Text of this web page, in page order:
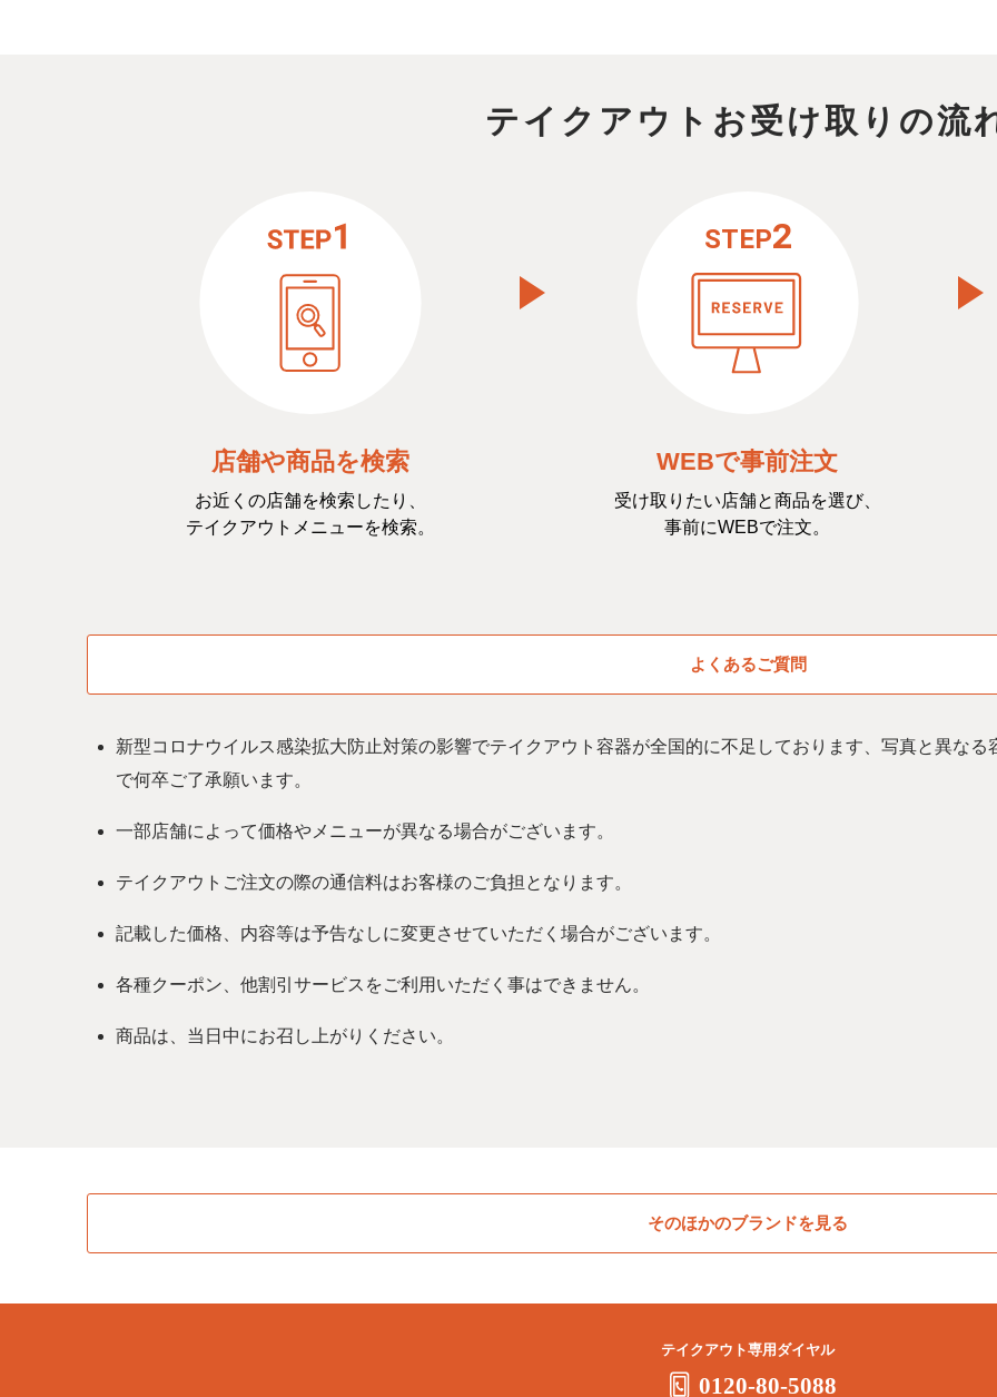
テイクアウトお受け取りの流
店舗や商品を検索
お近くの店舗を検索したり、
テイクアウトメニューを検索。
WEBで事前注文
受け取りたい店舗と商品を選び、
事前にWEBで注文。
よくあるご質問
新型コロナウイルス感染拡⼤防⽌対策の影響でテイクアウト容器が全国的に不足しております、写真と異な
で何卒ご了承願います。
一部店舗によって価格やメニューが異なる場合がございます。
テイクアウトご注文の際の通信料はお客様のご負担となります。
記載した価格、内容等は予告なしに変更させていただく場合がございます。
各種クーポン、他割引サービスをご利用いただく事はできません。
商品は、当日中にお召し上がりください。
そのほかのブランドを見る
テイクアウト専用ダイヤル
0120-80-5088